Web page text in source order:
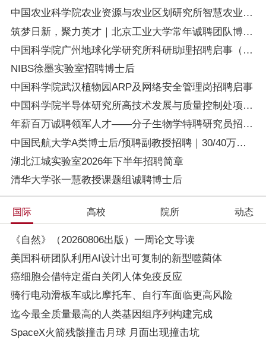
中国农业科学院农业资源与农业区划研究所智慧农业创新团队博士后招聘公告
筑梦日新，聚力英才｜北京工业大学常年诚聘团队博士后，全方位扶持青年科研人才
中国科学院广州地球化学研究所科研助理招聘启事（应用矿物学学科组）
NIBS徐墨实验室招聘博士后
中国科学院武汉植物园ARP及网络安全管理岗招聘启事
中国科学院半导体研究所高技术发展与质量控制处项目主管招聘启事
年薪百万诚聘领军人才——分子生物学特聘研究员招聘启事
中国民航大学A类博士后/预聘副教授招聘｜30/40万保底年薪+国家级项目+留校机会｜机载智能仪器开发方向
湖北江城实验室2026年下半年招聘简章
清华大学张一慧教授课题组诚聘博士后
国际 高校 院所 动态
《自然》（20260806出版）一周论文导读
美国科研团队利用AI设计出可复制的新型噬菌体
癌细胞会借特定蛋白关闭人体免疫反应
骑行电动滑板车或比摩托车、自行车面临更高风险
迄今最全质量最高的人类基因组序列构建完成
SpaceX火箭残骸撞击月球 月面出现撞击坑